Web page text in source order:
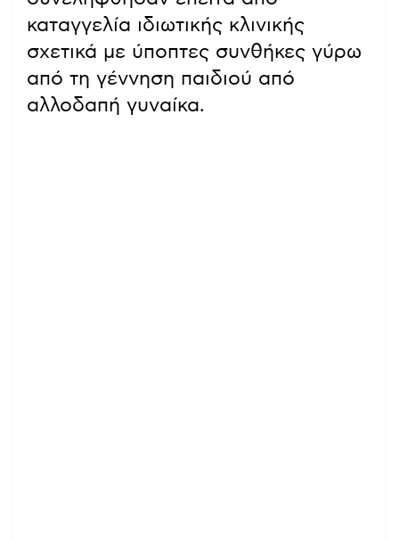
καταγγελία ιδιωτικής κλινικής
σχετικά με ύποπτες συνθήκες γύρω
από τη γέννηση παιδιού από
αλλοδαπή γυναίκα.